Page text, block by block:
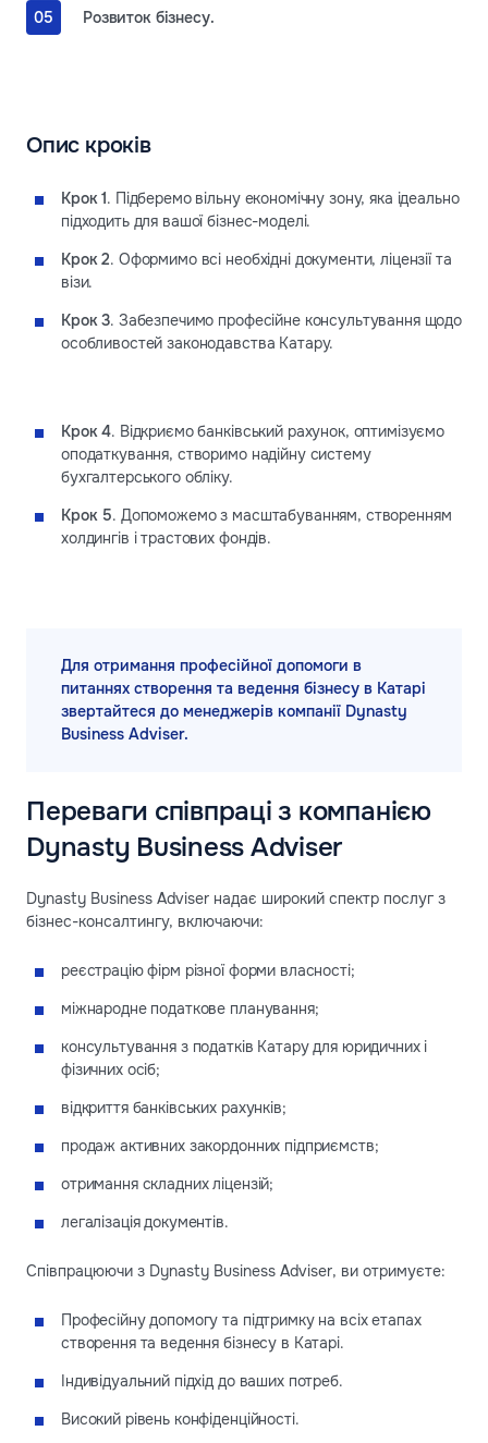
Розвиток бізнесу.
Опис кроків
Крок 1. Підберемо вільну економічну зону, яка ідеально
підходить для вашої бізнес-моделі.
Крок 2. Оформимо всі необхідні документи, ліцензії та
візи.
Крок 3. Забезпечимо професійне консультування щодо
особливостей законодавства Катару.
Крок 4. Відкриємо банківський рахунок, оптимізуємо
оподаткування, створимо надійну систему
бухгалтерського обліку.
Крок 5. Допоможемо з масштабуванням, створенням
холдингів і трастових фондів.
Для отримання професійної допомоги в
питаннях створення та ведення бізнесу в Катарі
звертайтеся до менеджерів компанії Dynasty
Business Adviser.
Переваги співпраці з компанією
Dynasty Business Adviser
Dynasty Business Adviser надає широкий спектр послуг з
бізнес-консалтингу, включаючи:
реєстрацію фірм різної форми власності;
міжнародне податкове планування;
консультування з податків Катару для юридичних і
фізичних осіб;
відкриття банківських рахунків;
продаж активних закордонних підприємств;
отримання складних ліцензій;
легалізація документів.
Співпрацюючи з Dynasty Business Adviser, ви отримуєте:
Професійну допомогу та підтримку на всіх етапах
створення та ведення бізнесу в Катарі.
Індивідуальний підхід до ваших потреб.
Високий рівень конфіденційності.